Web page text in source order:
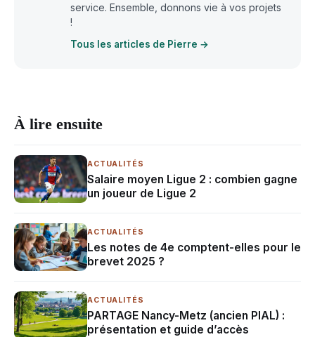
service. Ensemble, donnons vie à vos projets
!
Tous les articles de Pierre →
À lire ensuite
ACTUALITÉS
Salaire moyen Ligue 2 : combien gagne
un joueur de Ligue 2
ACTUALITÉS
Les notes de 4e comptent-elles pour le
brevet 2025 ?
ACTUALITÉS
PARTAGE Nancy-Metz (ancien PIAL) :
présentation et guide d’accès